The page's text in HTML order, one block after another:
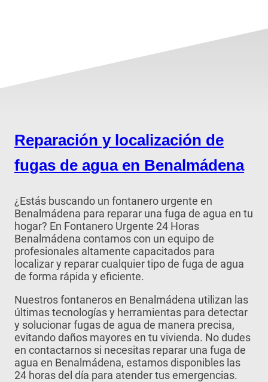
Reparación y localización de
fugas de agua en Benalmádena
¿Estás buscando un fontanero urgente en
Benalmádena para reparar una fuga de agua en tu
hogar? En Fontanero Urgente 24 Horas
Benalmádena contamos con un equipo de
profesionales altamente capacitados para
localizar y reparar cualquier tipo de fuga de agua
de forma rápida y eficiente.
Nuestros fontaneros en Benalmádena utilizan las
últimas tecnologías y herramientas para detectar
y solucionar fugas de agua de manera precisa,
evitando daños mayores en tu vivienda. No dudes
en contactarnos si necesitas reparar una fuga de
agua en Benalmádena, estamos disponibles las
24 horas del día para atender tus emergencias.